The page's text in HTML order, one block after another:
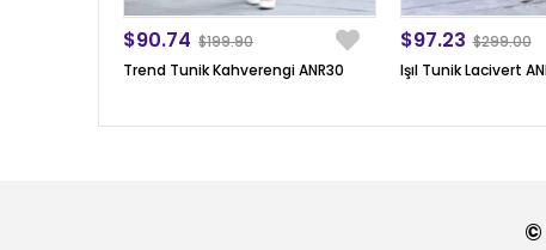
Trend Tunik Kahverengi ANR30
$90.74 $199.90
Işıl Tunik Lacivert
$97.23 $299.00
©